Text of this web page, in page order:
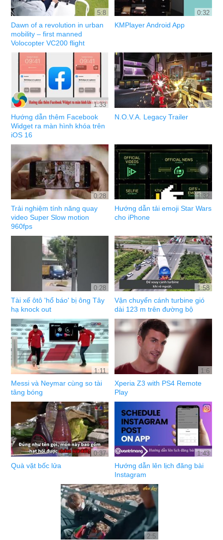
5:8
Dawn of a revolution in urban
mobility – first manned
Volocopter VC200 flight
0:32
KMPlayer Android App
1:33
Hướng dẫn thêm Facebook
Widget ra màn hình khóa trên
iOS 16
1:3
N.O.V.A. Legacy Trailer
0:28
Trải nghiệm tính năng quay
video Super Slow motion
960fps
1:32
Hướng dẫn tải emoji Star Wars
cho iPhone
0:28
Tài xế ôtô 'hổ báo' bị ông Tây
hạ knock out
1:58
Vận chuyển cánh turbine gió
dài 123 m trên đường bộ
1:11
Messi và Neymar cùng so tài
tâng bóng
1:6
Xperia Z3 with PS4 Remote
Play
0:37
Quà vặt bốc lửa
1:43
Hướng dẫn lên lịch đăng bài
Instagram
2:5